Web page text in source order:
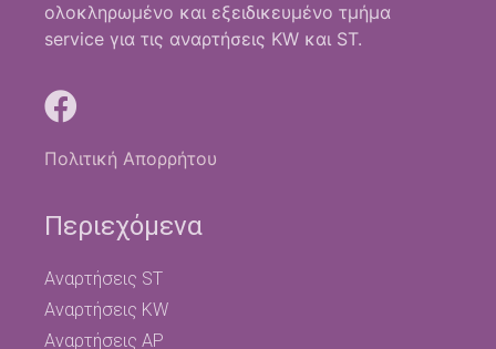
ολοκληρωμένο και εξειδικευμένο τμήμα
service για τις αναρτήσεις KW και ST.
Πολιτική Απορρήτου
Περιεχόμενα
Αναρτήσεις ST
Αναρτήσεις KW
Αναρτήσεις AP